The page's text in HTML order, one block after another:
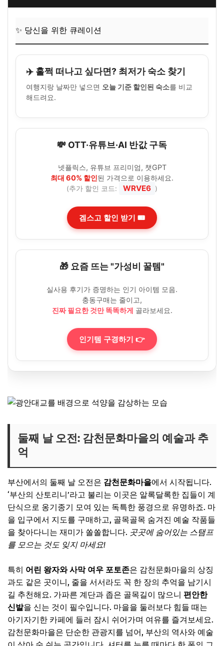
✨ 당신을 위한 큐레이션
✈️ 훌쩍 떠나고 싶다면? 최저가 숙소 찾기
여행지랑 날짜만 넣으면 오늘 기준 할인된 숙소를 비교
해드려요.
💸 OTT·유튜브·AI 반값 구독
넷플릭스, 유튜브 프리미엄, 챗GPT
최대 60% 할인된 가격으로 이용하세요.
(추가 할인 코드: WRVE6 )
겜스고 할인 받기 🎟️
🎁 요즘 뜨는 "가성비 꿀템"
실사용 후기가 증명하는 인기 아이템 모음.
충동구매는 줄이고,
진짜 필요한 것만 똑똑하게 골라보세요.
인기템 구경하기 👉
둘째 날 오전: 감천문화마을의 예술과 추
억
부산에서의 둘째 날 오전은 감천문화마을에서 시작됩니다.
‘부산의 산토리니’라고 불리는 이곳은 알록달록한 집들이 계
단식으로 옹기종기 모여 있는 독특한 풍경으로 유명하죠. 마
을 입구에서 지도를 구매하고, 골목골목 숨겨진 예술 작품들
을 찾아다니는 재미가 쏠쏠합니다. 곳곳에 숨어있는 스탬프
를 모으는 것도 잊지 마세요!
특히 어린 왕자와 사막 여우 포토존은 감천문화마을의 상징
과도 같은 곳이니, 줄을 서서라도 꼭 한 장의 추억을 남기시
길 추천해요. 가파른 계단과 좁은 골목길이 많으니 편안한
신발을 신는 것이 필수입니다. 마을을 둘러보다 힘들 때는
아기자기한 카페에 들러 잠시 쉬어가며 여유를 즐겨보세요.
감천문화마을은 단순한 관광지를 넘어, 부산의 역사와 예술